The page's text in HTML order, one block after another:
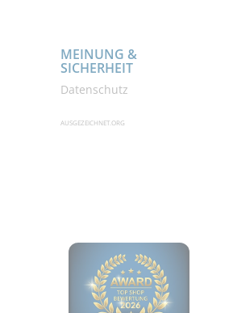
MEINUNG &
SICHERHEIT
Datenschutz
AUSGEZEICHNET.ORG